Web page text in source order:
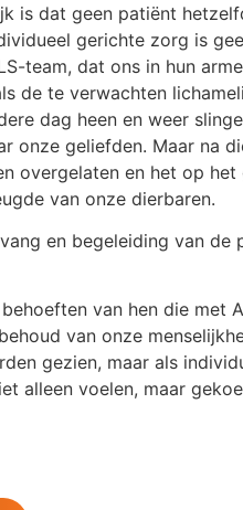
is dat geen patiënt
gerichte zorg is
team, dat ons in hun
de te verwachten
dag heen en weer
onze geliefden. Maar na
overgelaten en het op
van onze dierbaren.
en begeleiding van de
van hen die met
van onze
gezien, maar als
alleen voelen, maar